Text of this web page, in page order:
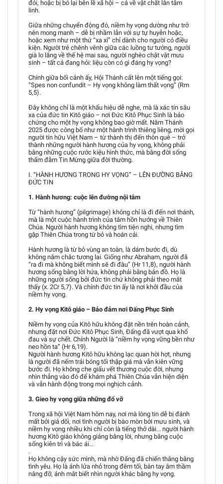
đói, hoặc bị bỏ lại bên lề xã hội – cả về vật chất lẫn tâm
linh.
Giữa những chuyển động đó, niềm hy vọng dường như trở
nên mong manh – dễ bị nhầm lẫn với sự tự huyễn hoặc,
hoặc xem như một thứ “xa xỉ” chỉ dành cho người có điều
kiện. Người trẻ chênh vênh giữa các luồng tư tưởng, người
già lo lắng về thế hệ mai sau, người nghèo chật vật mưu
sinh – tất cả đang hỏi: liệu còn có gì đáng hy vọng?
Chính giữa bối cảnh ấy, Hội Thánh cất lên một tiếng gọi:
“Spes non confundit – Hy vọng không làm thất vọng” (Rm
5,5).
Đây không chỉ là một khẩu hiệu dễ nghe, mà là xác tín sâu
xa của đức tin Kitô giáo – nơi Đức Kitô Phục Sinh là bảo
chứng cho một hy vọng không bao giờ mất. Năm Thánh
2025 được công bố như một hành trình thiêng liêng, mời gọi
người tín hữu Việt Nam – từ thành thị đến thôn quê – trở
thành những người hành hương của hy vọng, không phải
bằng những cuộc rước kiệu hình thức, mà bằng đời sống
thấm đẫm Tin Mừng giữa đời thường.
I. “HÀNH HƯƠNG TRONG HY VỌNG” – LÊN ĐƯỜNG BẰNG
ĐỨC TIN
1. Hành hương: cuộc lên đường nội tâm
Từ “hành hương” (pilgrimage) không chỉ là đi đến nơi thánh,
mà là một cuộc hành trình của tâm hồn hướng về Thiên
Chúa. Người hành hương không tìm tiện nghi, nhưng tìm
gặp Thiên Chúa trong từ bỏ và hoán cải.
Hành hương là từ bỏ vùng an toàn, là dám bước đi, dù
không nắm chắc tương lai. Giống như Abraham, người đã
“ra đi mà không biết mình sẽ đi đâu” (Hr 11,8), người hành
hương sống bằng lời hứa, không phải bằng bản đồ. Họ là
những người sống bởi đức tin chứ không phải theo mắt
thấy (x. 2Cr 5,7). Và chính đức tin ấy là nơi khởi đầu của
niềm hy vọng.
2. Hy vọng Kitô giáo – Bảo đảm nơi Đấng Phục Sinh
Niềm hy vọng của Kitô hữu không đặt nền trên hoàn cảnh,
nhưng đặt nơi Đức Kitô Phục Sinh, Đấng đã vượt qua khổ
đau và sự chết. Chính Người là “niềm hy vọng vững bền như
neo hồn ta” (Hr 6,19).
Người hành hương Kitô hữu không lạc quan hời hợt, nhưng
là người đã nếm trải bóng tối thập giá mà vẫn kiên vững
bước đi. Họ không che giấu vết thương cuộc đời, nhưng
nhìn thẳng vào đó để khám phá Thiên Chúa vẫn hiện diện
và vẫn hành động trong mọi nghịch cảnh.
3. Gieo hy vọng giữa những đổ vỡ
Trong xã hội Việt Nam hôm nay, nơi mà lòng tin dễ bị đánh
mất bởi giả dối, nơi tình người bị bào mòn bởi mưu sinh, và
niềm hy vọng nhiều khi chỉ còn là tiếng thở dài... người hành
hương Kitô giáo không giảng bằng lời, nhưng bằng cuộc
sống kiên trì và bác ái...
.
Họ không cậy sức mình, mà nhờ Đấng đã chiến thắng bằng
tình yêu. Họ là ánh lửa nhỏ trong đêm tối, bàn tay âm thầm
nâng đỡ, ánh mắt biết nhìn người khác bằng hy vọng.